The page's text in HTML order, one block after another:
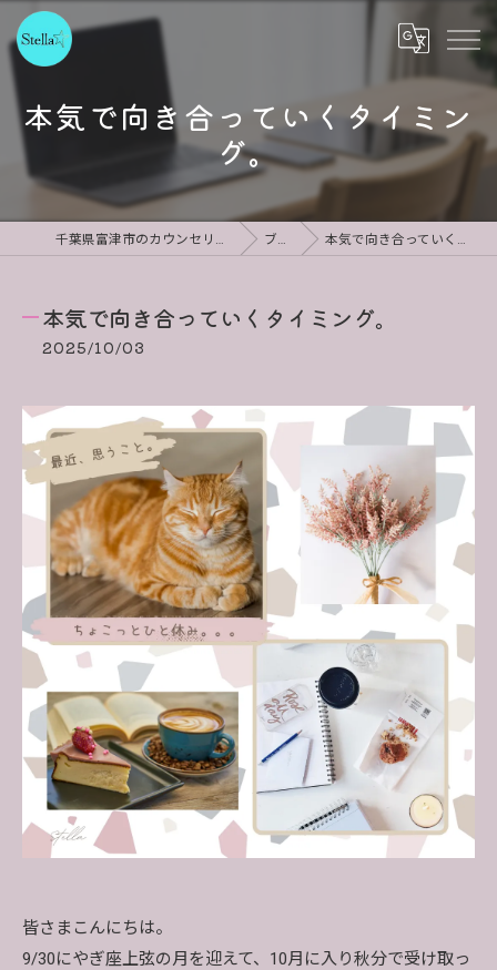
本気で向き合っていくタイミン
グ。
千葉県富津市のカウンセリングならStella ブログ 本気で向き合っていくタイミング。
本気で向き合っていくタイミング。
2025/10/03
皆さまこんにちは。
9/30にやぎ座上弦の月を迎えて、10月に入り秋分で受け取っ